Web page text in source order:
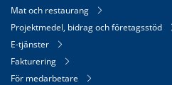
Mat och restaurang
Projektmedel, bidrag och företagsstöd
E-tjänster
Fakturering
För medarbetare